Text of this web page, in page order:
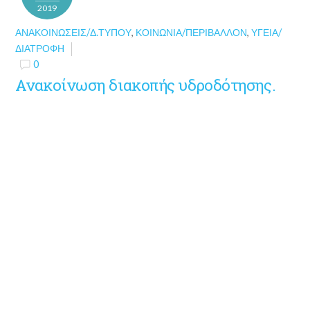
2019
ΑΝΑΚΟΙΝΏΣΕΙΣ/Δ.ΤΎΠΟΥ, ΚΟΙΝΩΝΊΑ/ΠΕΡΙΒΆΛΛΟΝ,ΥΓΕΊΑ/
ΔΙΑΤΡΟΦΉ
0
Ανακοίνωση διακοπής υδροδότησης.